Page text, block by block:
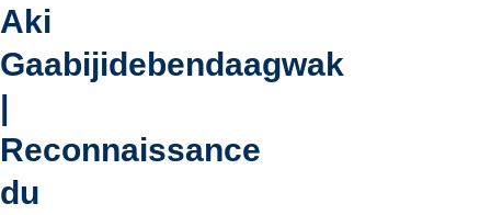
Aki
Gaabijidebendaagwak
|
Reconnaissance
du